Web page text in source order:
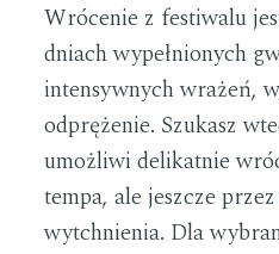
Wrócenie z festiwalu
dniach wypełnionych
intensywnych wrażeń,
odprężenie. Szukasz
umożliwi delikatnie
tempa, ale jeszcze
wytchnienia. Dla